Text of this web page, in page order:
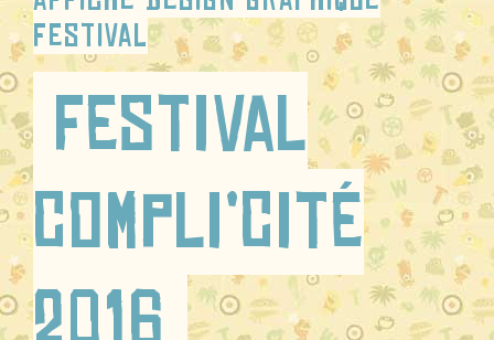
festival
Festival
Compli’Cité
2016